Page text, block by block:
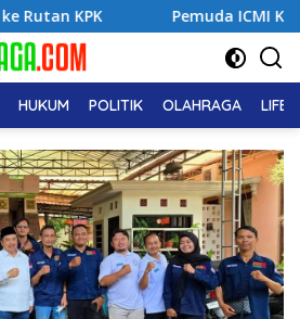
Pemuda ICMI Kota Tual Apresiasi
HUKUM POLITIK OLAHRAGA